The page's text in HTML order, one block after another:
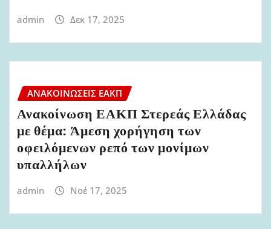
admin Δεκ 17, 2025
ΑΝΑΚΟΙΝΏΣΕΙΣ ΕΑΚΠ
Ανακοίνωση ΕΑΚΠ Στερεάς Ελλάδας
με θέμα: Άμεση χορήγηση των
οφειλόμενων ρεπό των μονίμων
υπαλλήλων
admin Νοέ 17, 2025